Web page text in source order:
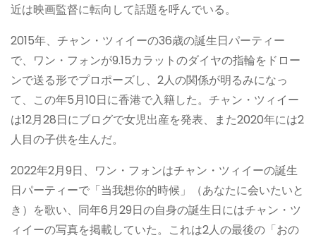
近は映画監督に転向して話題を呼んでいる。
2015年、チャン・ツィイーの36歳の誕生日パーティー
で、ワン・フォンが9.15カラットのダイヤの指輪をドロー
ンで送る形でプロポーズし、2人の関係が明るみになっ
て、この年5月10日に香港で入籍した。チャン・ツィイー
は12月28日にブログで女児出産を発表、また2020年には2
人目の子供を生んだ。
2022年2月9日、ワン・フォンはチャン・ツィイーの誕生
日パーティーで「当我想你的時候」（あなたに会いたいと
き）を歌い、同年6月29日の自身の誕生日にはチャン・ツ
ィイーの写真を掲載していた。これは2人の最後の「おの